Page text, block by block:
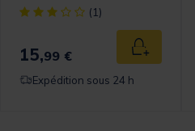
panier
[object Object] out of 5
(1)
15,99 € Ajouter
Expédition sous 24 h